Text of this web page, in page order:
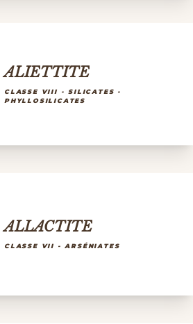
ALIETTITE
CLASSE VIII - SILICATES -
PHYLLOSILICATES
ALLACTITE
CLASSE VII - ARSÉNIATES